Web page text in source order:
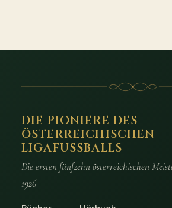
DIE PIONIERE DES
ÖSTERREICHISCHEN
LIGAFUSSBALLS
Die ersten fünfzehn österreichischen
1926